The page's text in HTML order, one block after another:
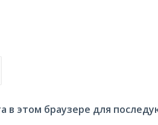
в этом браузере для